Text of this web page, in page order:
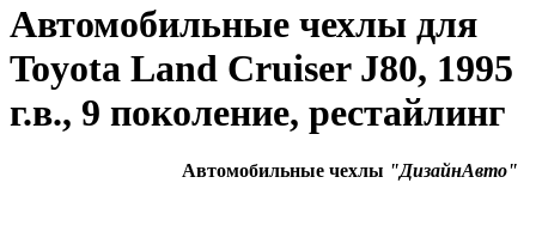
Автомобильные чехлы для
Toyota Land Cruiser J80, 1995
г.в., 9 поколение, рестайлинг
Автомобильные чехлы "ДизайнАвто"